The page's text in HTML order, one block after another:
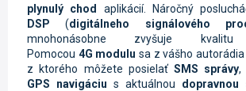
plynulý chod aplikácií. Náročný
DSP (digitálneho signálového
mnohonásobne zvyšuje
Pomocou 4G modulu sa z vášho
z ktorého môžete posielaťSMS správy,
GPS navigáciu s aktuálnou dopravnou